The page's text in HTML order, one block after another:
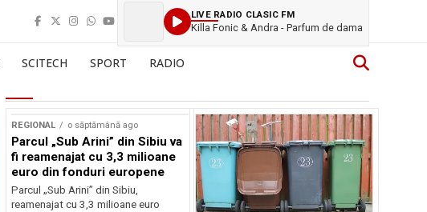
LIVE RADIO CLASIC FM
Killa Fonic & Andra - Parfum de dama
SCITECH SPORT RADIO
REGIONAL o săptămână ago
Parcul „Sub Arini” din Sibiu va
fi reamenajat cu 3,3 milioane
euro din fonduri europene
Parcul „Sub Arini” din Sibiu,
reamenajat cu 3,3 milioane euro